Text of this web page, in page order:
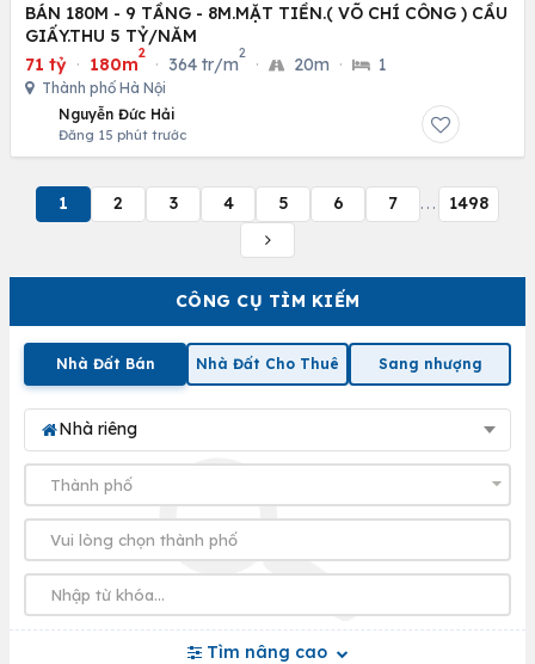
CÔNG CỤ TÌM KIẾM
Nhà Đất Bán Nhà Đất Cho Thuê Sang nhượng
Nhà riêng
Tìm nâng cao
BÁN 180M - 9 TẦNG - 8M.MẶT TIỀN.( VÕ CHÍ CÔNG ) CẦU
GIẤY.THU 5 TỶ/NĂM
71 tỷ · 180m
2
· 364 tr/m
2
· 20m · 1
Thành phố Hà Nội
Nguyễn Đức Hải
Đăng 15 phút trước
1 2 3 4 5 6 7 ... 1498